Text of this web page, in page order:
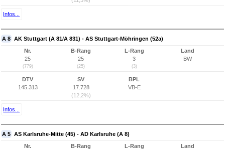
Infos...
A 8 AK Stuttgart (A 81/A 831) - AS Stuttgart-Möhringen (52a)
Nr.
25
(779)
B-Rang
25
(25)
L-Rang
3
(3)
Land
BW
DTV
145.313
SV
17.728
(12,2%)
BPL
VB-E
Infos...
A 5 AS Karlsruhe-Mitte (45) - AD Karlsruhe (A 8)
Nr.
B-Rang
L-Rang
Land